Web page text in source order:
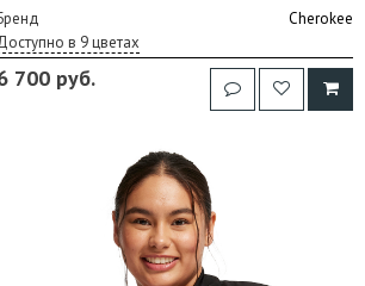
Cherokee
в 9 цветах
700 руб.